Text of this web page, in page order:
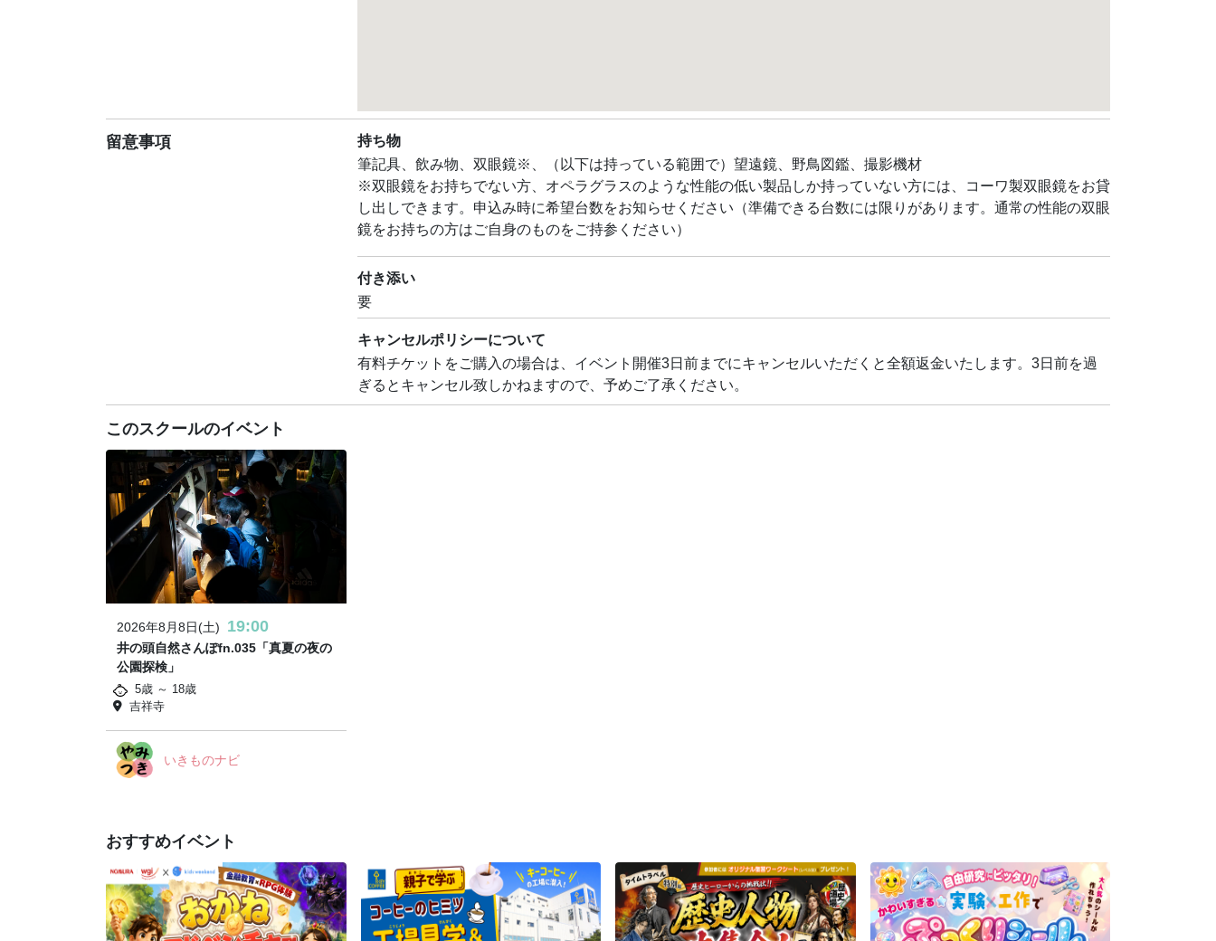
留意事項
持ち物
筆記具、飲み物、双眼鏡※、（以下は持っている範囲で）望遠鏡、野鳥図鑑、撮影機材
※双眼鏡をお持ちでない方、オペラグラスのような性能の低い製品しか持っていない方には、コーワ製双眼鏡をお貸
し出しできます。申込み時に希望台数をお知らせください（準備できる台数には限りがあります。通常の性能の双眼
鏡をお持ちの方はご自身のものをご持参ください）
付き添い
要
キャンセルポリシーについて
有料チケットをご購入の場合は、イベント開催3日前までにキャンセルいただくと全額返金いたします。3日前を過
ぎるとキャンセル致しかねますので、予めご了承ください。
このスクールのイベント
2026年8月8日(土) 19:00
井の頭自然さんぽfn.035「真夏の夜の
公園探検」
5歳 ～ 18歳
吉祥寺
いきものナビ
おすすめイベント